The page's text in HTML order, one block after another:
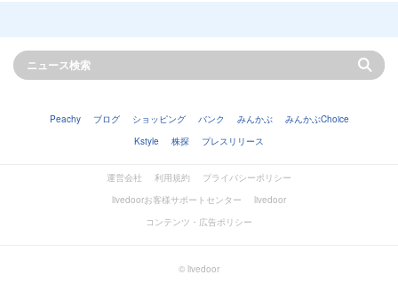
Peachy ブログ ショッピング バンク みんかぶ
みんかぶChoice
Kstyle
株探 プレスリリース
運営会社 利用規約
プライバシーポリシー
livedoorお客様サポートセンター
livedoor
コンテンツ・広告ポリシー
© livedoor